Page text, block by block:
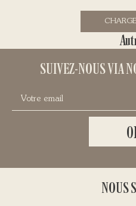
SUIVEZ-NOUS VIA
NOUS